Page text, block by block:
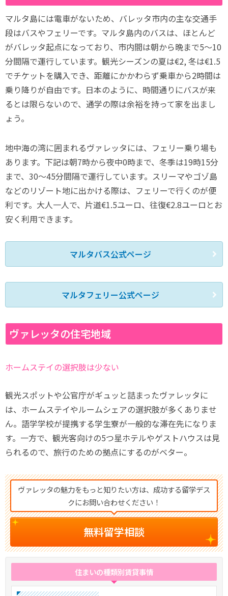
マルタ島には電車がないため、バレッタ市内の主な交通手
段はバスやフェリーです。マルタ島内のバスは、ほとんど
がバレッタ起点になっており、市内間は朝から晩まで5～10
分間隔で運行しています。観光シーズンの夏は€2, 冬は€1.5
でチケットを購入でき、距離にかかわらず乗車から2時間は
乗り降りが自由です。日本のように、時間通りにバスが来
るとは限らないので、通学の際は余裕を持って家を出まし
ょう。
地中海の湾に囲まれるヴァレッタには、フェリー乗り場も
あります。下記は朝7時から夜中0時まで、冬季は19時15分
まで、30～45分間隔で運行しています。スリーマやゴゾ島
などのリゾート地に出かける際は、フェリーで行くのが便
利です。大人一人で、片道€1.5ユーロ、往復€2.8ユーロとお
安く利用できます。
マルタバス公式ページ
マルタフェリー公式ページ
ヴァレッタの住宅地域
ホームステイの選択肢は少ない
観光スポットや公官庁がギュッと詰まったヴァレッタに
は、ホームステイやルームシェアの選択肢が多くありませ
ん。語学学校が提携する学生寮が一般的な滞在先になりま
す。一方で、観光客向けの5つ星ホテルやゲストハウスは見
られるので、旅行のための拠点にするのがベター。
ヴァレッタの魅力をもっと知りたい方は、成功する留学デス
クにお問い合わせください！
無料留学相談
住まいの種類別賃貸事情